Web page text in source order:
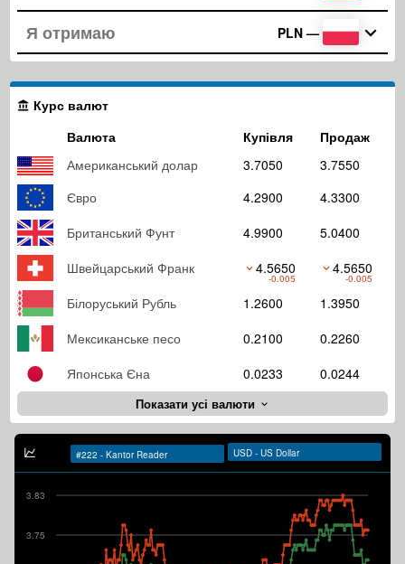
PLN —
Курс валют
Валюта
Купівля
Продаж
Американський долар
3.7050
3.7550
Євро
4.2900
4.3300
Британський Фунт
4.9900
5.0400
Швейцарський Франк
4.5650
-0.005
4.5650
-0.005
Білоруський Рубль 1.2600
1.3950
Мексиканське песо
0.2100
0.2260
Японська Єна
0.0233 0.0244
Показати усі валюти
3.75
3.83